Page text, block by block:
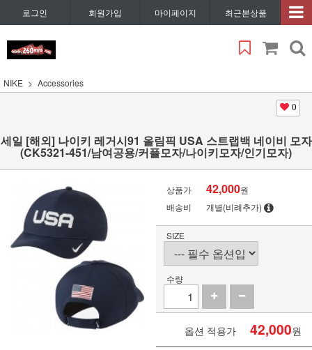
로그인 회원가입 마이페이지 최근본상품
NIKE Accessories
0
세일 [해외] 나이키 레거시91 올림픽 USA 스트랩백 네이비 모자
(CK5321-451/남여공용/커플모자/나이키모자/인기모자)
상품가 42,000원
배송비
개별(비례추가)
SIZE
수량
옵션 적용가 42,000원